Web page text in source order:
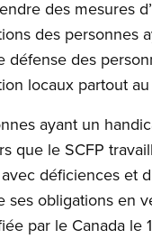
des mesures
des personnes
des
locaux partout au
ayant un
que le SCFP
déficiences et
obligations en
par le Canada le